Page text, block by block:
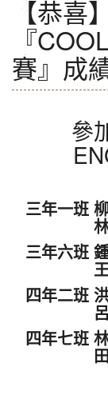
【恭喜
『
賽』成
參
三年一班
三年六班
四年二班
四年七班